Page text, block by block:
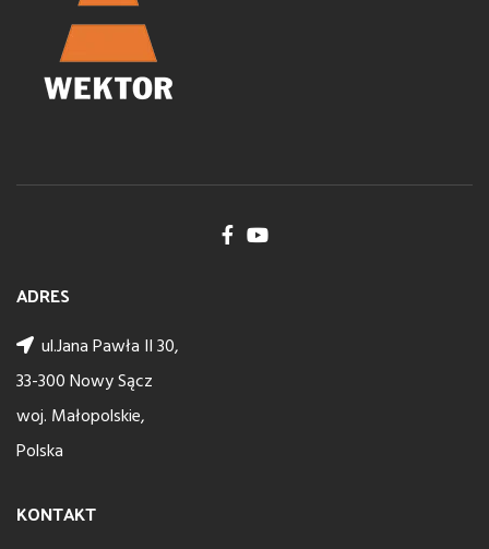
ADRES
ul.Jana Pawła II 30,
33-300 Nowy Sącz
woj. Małopolskie,
Polska
KONTAKT